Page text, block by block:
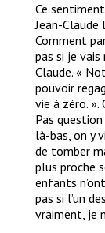
Ce
Jean-Claude
Comment
pas si je vais
Claude. «
pouvoir
vie à zéro.
Pas
là-bas, on y
de tomber
plus proche
enfants
pas si l’un
vraiment, je